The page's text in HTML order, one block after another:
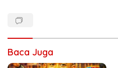
Baca Juga